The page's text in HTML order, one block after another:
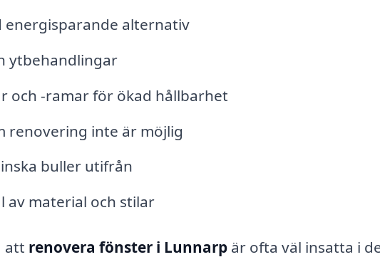
alternativ
ytbehandlingar
och -ramar för ökad hållbarhet
renovering inte är möjlig
buller utifrån
av material och stilar
att renovera fönster i Lunnarp är ofta väl insatta i